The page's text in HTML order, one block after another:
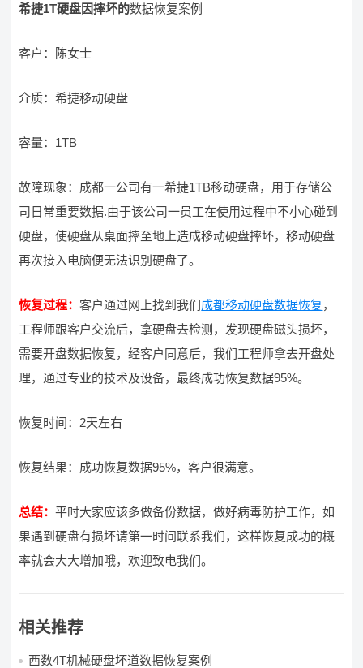
希捷1T硬盘因摔坏的数据恢复案例
客户：陈女士
介质：希捷移动硬盘
容量：1TB
故障现象：成都一公司有一希捷1TB移动硬盘，用于存储公
司日常重要数据.由于该公司一员工在使用过程中不小心碰到
硬盘，使硬盘从桌面摔至地上造成移动硬盘摔坏，移动硬盘
再次接入电脑便无法识别硬盘了。
恢复过程：客户通过网上找到我们成都移动硬盘数据恢复，
工程师跟客户交流后，拿硬盘去检测，发现硬盘磁头损坏，
需要开盘数据恢复，经客户同意后，我们工程师拿去开盘处
理，通过专业的技术及设备，最终成功恢复数据95%。
恢复时间：2天左右
恢复结果：成功恢复数据95%，客户很满意。
总结：平时大家应该多做备份数据，做好病毒防护工作，如
果遇到硬盘有损坏请第一时间联系我们，这样恢复成功的概
率就会大大增加哦，欢迎致电我们。
相关推荐
西数4T机械硬盘坏道数据恢复案例